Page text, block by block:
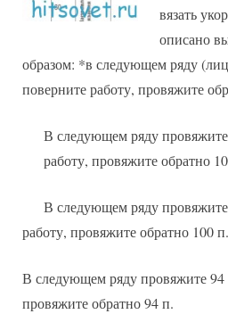
вязать
описано
образом: *в следующем ряду
поверните работу, провяжите
В следующем ряду
работу, провяжите обратно
В следующем ряду
работу, провяжите обратно 100 п.
В следующем ряду провяжите 94
провяжите обратно 94 п.